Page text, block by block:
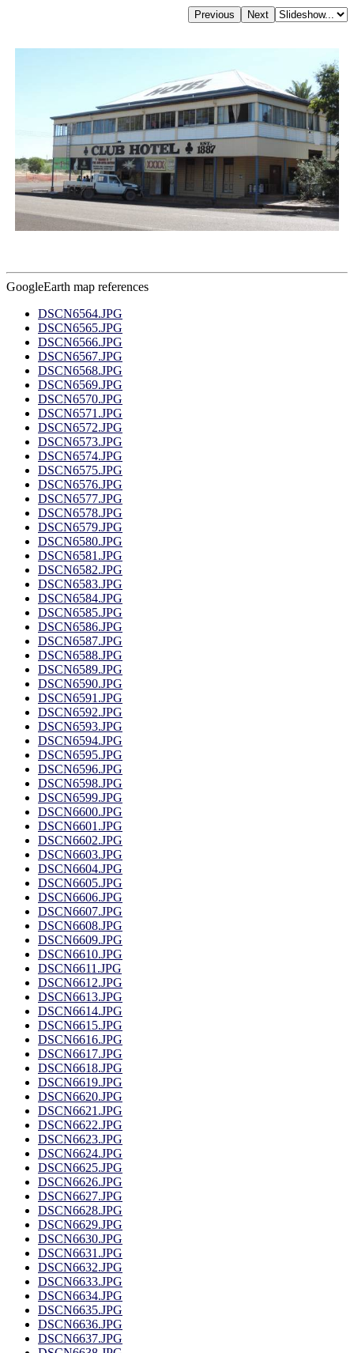
GoogleEarth map references
DSCN6564.JPG
DSCN6565.JPG
DSCN6566.JPG
DSCN6567.JPG
DSCN6568.JPG
DSCN6569.JPG
DSCN6570.JPG
DSCN6571.JPG
DSCN6572.JPG
DSCN6573.JPG
DSCN6574.JPG
DSCN6575.JPG
DSCN6576.JPG
DSCN6577.JPG
DSCN6578.JPG
DSCN6579.JPG
DSCN6580.JPG
DSCN6581.JPG
DSCN6582.JPG
DSCN6583.JPG
DSCN6584.JPG
DSCN6585.JPG
DSCN6586.JPG
DSCN6587.JPG
DSCN6588.JPG
DSCN6589.JPG
DSCN6590.JPG
DSCN6591.JPG
DSCN6592.JPG
DSCN6593.JPG
DSCN6594.JPG
DSCN6595.JPG
DSCN6596.JPG
DSCN6598.JPG
DSCN6599.JPG
DSCN6600.JPG
DSCN6601.JPG
DSCN6602.JPG
DSCN6603.JPG
DSCN6604.JPG
DSCN6605.JPG
DSCN6606.JPG
DSCN6607.JPG
DSCN6608.JPG
DSCN6609.JPG
DSCN6610.JPG
DSCN6611.JPG
DSCN6612.JPG
DSCN6613.JPG
DSCN6614.JPG
DSCN6615.JPG
DSCN6616.JPG
DSCN6617.JPG
DSCN6618.JPG
DSCN6619.JPG
DSCN6620.JPG
DSCN6621.JPG
DSCN6622.JPG
DSCN6623.JPG
DSCN6624.JPG
DSCN6625.JPG
DSCN6626.JPG
DSCN6627.JPG
DSCN6628.JPG
DSCN6629.JPG
DSCN6630.JPG
DSCN6631.JPG
DSCN6632.JPG
DSCN6633.JPG
DSCN6634.JPG
DSCN6635.JPG
DSCN6636.JPG
DSCN6637.JPG